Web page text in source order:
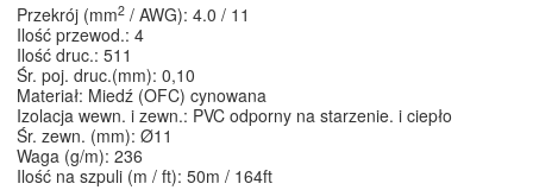
Przekrój (mm2 / AWG): 4.0 / 11
Ilość przewod.: 4
Ilość druc.: 511
Śr. poj. druc.(mm): 0,10
Materiał: Miedź (OFC) cynowana
Izolacja wewn. i zewn.: PVC odporny na starzenie. i ciepło
Śr. zewn. (mm): Ø11
Waga (g/m): 236
Ilość na szpuli (m / ft): 50m / 164ft